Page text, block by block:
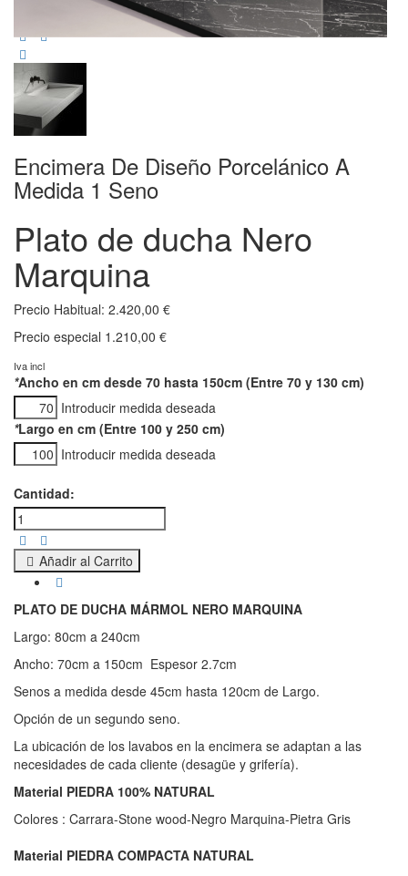
Encimera De Diseño Porcelánico A
Medida 1 Seno
Plato de ducha Nero
Marquina
Precio Habitual: 2.420,00 €
Precio especial 1.210,00 €
Iva incl
*Ancho en cm desde 70 hasta 150cm (Entre 70 y 130 cm)
Introducir medida deseada
*Largo en cm (Entre 100 y 250 cm)
Introducir medida deseada
Cantidad:
Añadir al Carrito
PLATO DE DUCHA MÁRMOL NERO MARQUINA
Largo: 80cm a 240cm
Ancho: 70cm a 150cm Espesor 2.7cm
Senos a medida desde 45cm hasta 120cm de Largo.
Opción de un segundo seno.
La ubicación de los lavabos en la encimera se adaptan a las
necesidades de cada cliente (desagüe y grifería).
Material PIEDRA 100% NATURAL
Colores : Carrara-Stone wood-Negro Marquina-Pietra Gris
Material PIEDRA COMPACTA NATURAL